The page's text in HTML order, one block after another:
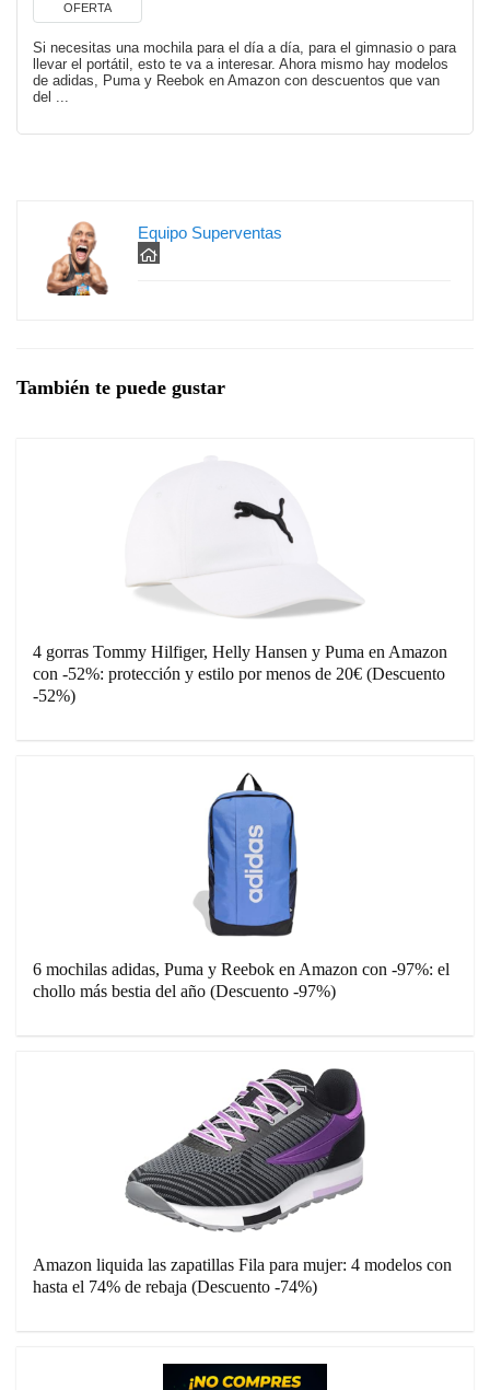
OFERTA
Si necesitas una mochila para el día a día, para el gimnasio o para
llevar el portátil, esto te va a interesar. Ahora mismo hay modelos
de adidas, Puma y Reebok en Amazon con descuentos que van
del ...
Equipo Superventas
También te puede gustar
4 gorras Tommy Hilfiger, Helly Hansen y Puma en Amazon
con -52%: protección y estilo por menos de 20€ (Descuento
-52%)
6 mochilas adidas, Puma y Reebok en Amazon con -97%: el
chollo más bestia del año (Descuento -97%)
Amazon liquida las zapatillas Fila para mujer: 4 modelos con
hasta el 74% de rebaja (Descuento -74%)